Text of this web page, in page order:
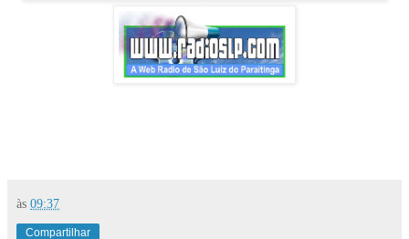
às 09:37
Compartilhar